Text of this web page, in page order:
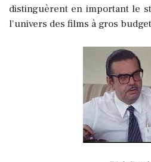
distinguèrent en important le
l'univers des films à gros